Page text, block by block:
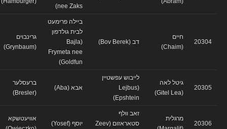
nee Zaks)
20304
ביילה פרימעט
לבית גולדפון
(Bajla
Frymeta nee
Goldfun)
גרינבוים
20305
גיטל לאה
לייבוש עפשטיין
(Lejbus
Epshtein)
אבא (Aba)
ברעסלער
20306
מרגלית
זאב וולף
סטאראזום (Zeev
יוסף (Yosef)
אוויעטשקא